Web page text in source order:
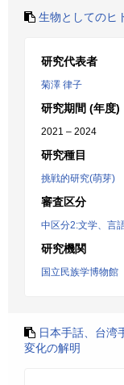
生物としてのヒ
研究代表者
菊澤 律子
研究期間 (年度)
2021 – 2024
研究種目
挑戦的研究(萌芽)
審査区分
中区分2:文学、言
研究機関
国立民族学博物館
日本手話、台湾
変化の解明